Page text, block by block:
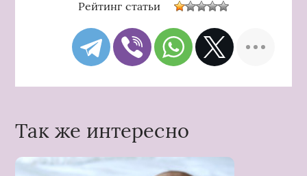
Рейтинг статьи
Так же интересно